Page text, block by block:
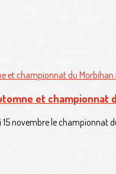
et championnat
15 novembre le championnat